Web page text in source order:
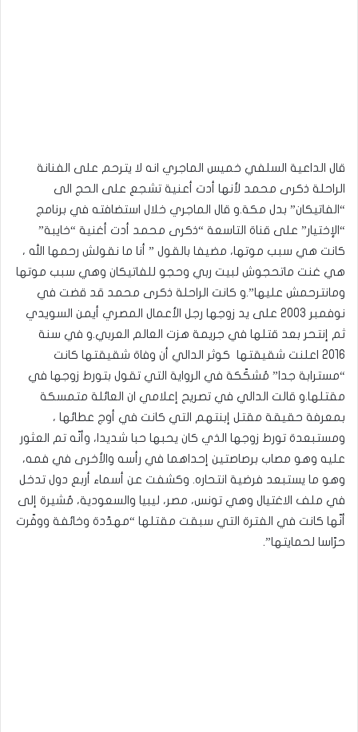
قال الداعية السلفي خميس الماجري انه لا يترحم على الفنانة
الراحلة ذكرى محمد لأنها أدت أعنية تشجع على الحج الى
“الفاتيكان” بدل مكة.و قال الماجري خلال استضافته في برنامج
“الإختيار” على قناة التاسعة “ذكرى محمد أدت أغنية “خايبة”
كانت هي سبب موتها، مضيفا بالقول ” أنا ما نقولش رحمها الله ،
هي غنت ماتحجوش لبيت ربي وحجو للفاتيكان وهي سبب موتها
ومانترحمش عليها”.و كانت الراحلة ذكرى محمد قد قضت في
نوفمبر 2003 على يد زوجها رجل الأعمال المصري أيمن السويدي
ثم إنتحر بعد قتلها في جريمة هزت العالم العربي.و في سنة
2016 اعلنت شقيقتها كوثر الدالي أن وفاة شقيقتها كانت
“مسترابة جدا” مُشكّكة في الرواية التي تقول بتورط زوجها في
مقتلها.و قالت الدالي في تصريح إعلامي ان العائلة متمسكة
بمعرفة حقيقة مقتل إبنتهم التي كانت في أوج عطائها ،
ومستبعدة تورط زوجها الذي كان يحبها حبا شديدا، وأنّه تم العثور
عليه وهو مصاب برصاصتين إحداهما في رأسه والأخرى في فمه،
وهو ما يستبعد فرضية انتحاره. وكشفت عن أسماء أربع دول تدخل
في ملف الاغتيال وهي تونس، مصر، ليبيا والسعودية، مُشيرة إلى
أنّها كانت في الفترة التي سبقت مقتلها “مهدّدة وخائفة ووفّرت
حرّاسا لحمايتها”.